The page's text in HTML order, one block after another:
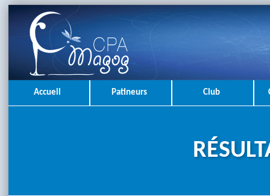
Accueil Patineurs Club